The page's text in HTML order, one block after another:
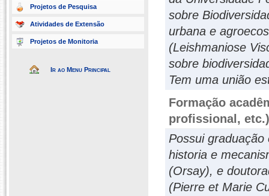
Projetos de Pesquisa
Atividades de Extensão
Projetos de Monitoria
Ir ao Menu Principal
sobre
urbana e
(Leishmaniose
sobre
Tem uma união
Formação
profissional, etc.)
Possui
historia e
(Orsay), e
(Pierre et Marie